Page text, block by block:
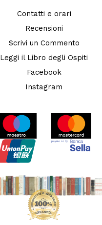
Contatti e orari
Recensioni
Scrivi un Commento
Leggi il Libro degli Ospiti
Facebook
Instagram